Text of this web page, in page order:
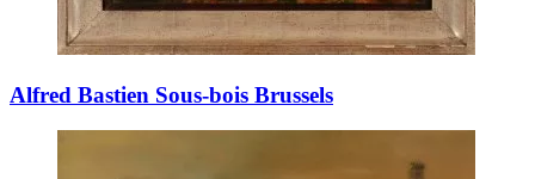
Alfred Bastien Sous-bois Brussels